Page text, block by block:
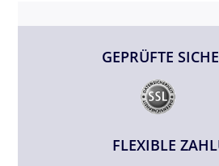
GEPRÜFTE
FLEXIBLE